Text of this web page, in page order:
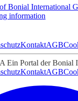
Bonial International
information
KontaktAGB
Ein Portal der Bonial
KontaktAGB